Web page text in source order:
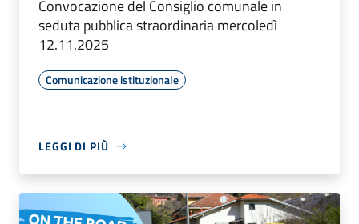
Convocazione del Consiglio comunale in
seduta pubblica straordinaria mercoledì
12.11.2025
Comunicazione istituzionale
LEGGI DI PIÙ